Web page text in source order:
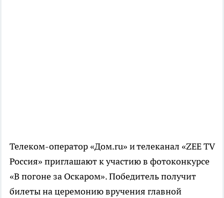
Телеком-оператор «Дом.ru» и телеканал «ZEE TV
Россия» приглашают к участию в фотоконкурсе
«В погоне за Оскаром». Победитель получит
билеты на церемонию вручения главной